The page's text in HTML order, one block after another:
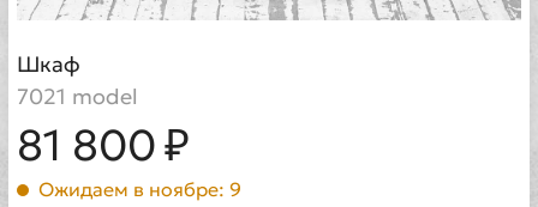
Шкаф
7021 model
81 800 ₽
Ожидаем в ноябре: 9